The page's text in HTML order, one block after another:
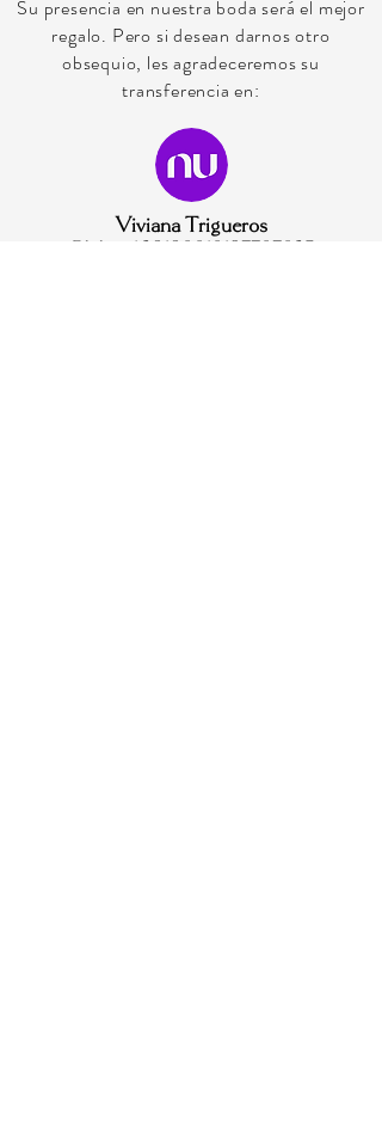
Su presencia en nuestra boda será el mejor
regalo. Pero si desean darnos otro
obsequio, les agradeceremos su
transferencia en:
Viviana Trigueros